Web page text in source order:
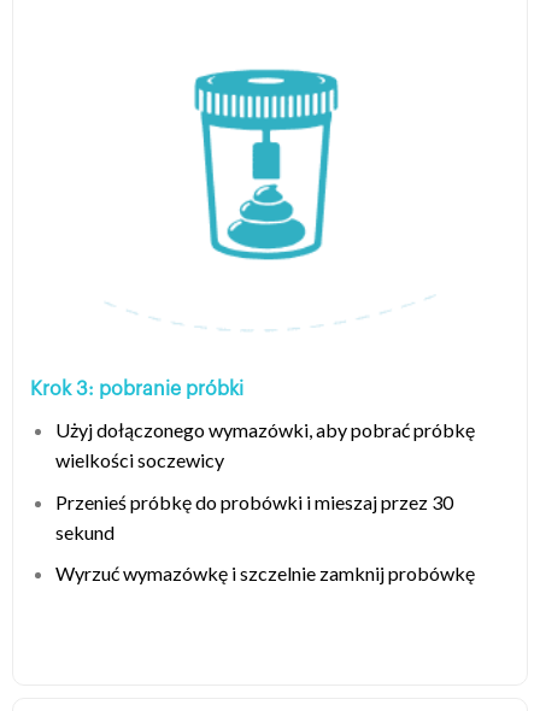
Krok 3: pobranie próbki
Użyj dołączonego wymazówki, aby pobrać próbkę
wielkości soczewicy
Przenieś próbkę do probówki i mieszaj przez 30
sekund
Wyrzuć wymazówkę i szczelnie zamknij probówkę